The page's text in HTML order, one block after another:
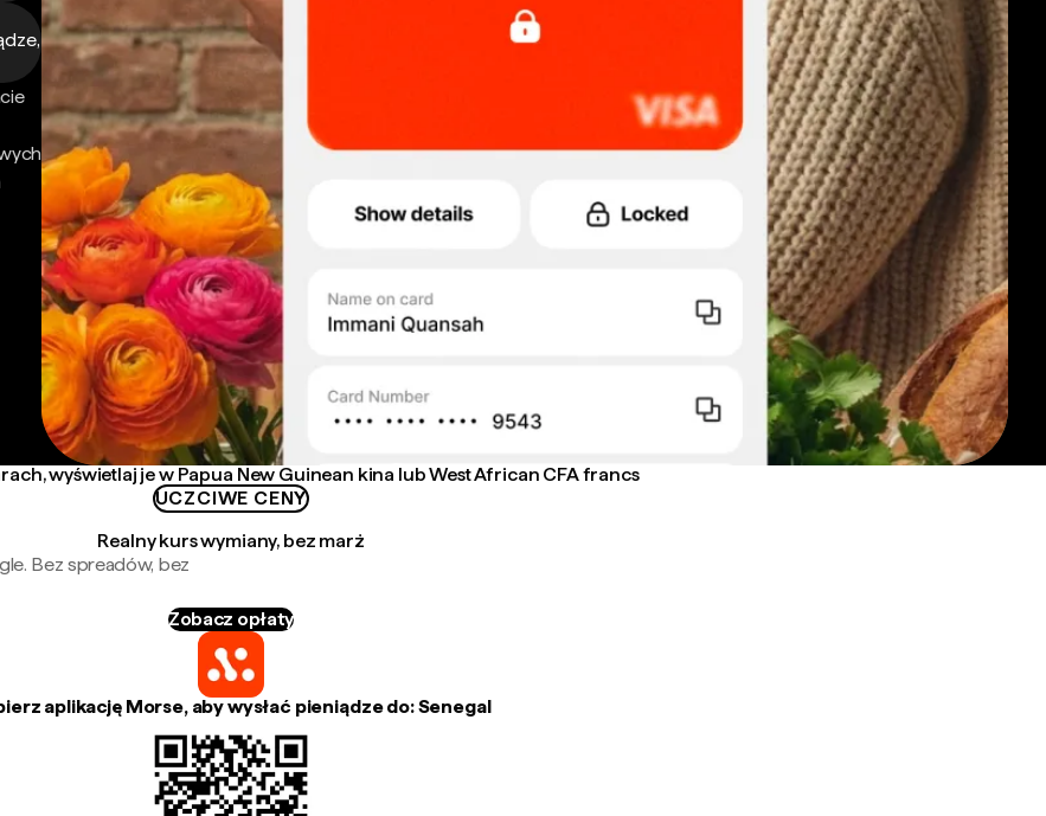
wyświetlaj je w Papua New Guinean kina lub West African CFA francs
UCZCIWE CENY
Realny kurs wymiany, bez marż
Bez spreadów, bez
Zobacz opłaty
aplikację Morse, aby wysłać pieniądze do: Senegal